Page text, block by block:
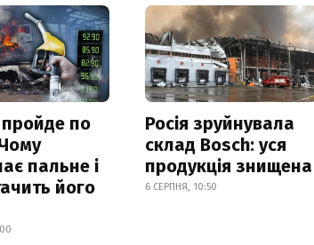
по
пальне і
його
Росія зруйнувала
склад Bosch: уся
продукція знищена
6 СЕРПНЯ, 10:50